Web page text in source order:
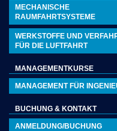
MECHANISCHE
RAUMFAHRTSYSTEME
WERKSTOFFE UND
FÜR DIE LUFTFAHRT
MANAGEMENTKURSE
MANAGEMENT FÜR
BUCHUNG & KONTAKT
ANMELDUNG/BUCHUNG